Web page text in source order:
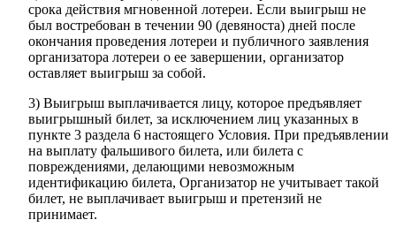
срока действия мгновенной лотереи. Если выигрыш не
был востребован в течении 90 (девяноста) дней после
окончания проведения лотереи и публичного заявления
организатора лотереи о ее завершении, организатор
оставляет выигрыш за собой.
3) Выигрыш выплачивается лицу, которое предъявляет
выигрышный билет, за исключением лиц указанных в
пункте 3 раздела 6 настоящего Условия. При предъявлении
на выплату фальшивого билета, или билета с
повреждениями, делающими невозможным
идентификацию билета, Организатор не учитывает такой
билет, не выплачивает выигрыш и претензий не
принимает.